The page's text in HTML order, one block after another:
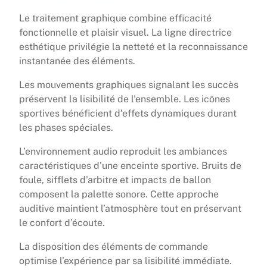
Le traitement graphique combine efficacité
fonctionnelle et plaisir visuel. La ligne directrice
esthétique privilégie la netteté et la reconnaissance
instantanée des éléments.
Les mouvements graphiques signalant les succès
préservent la lisibilité de l’ensemble. Les icônes
sportives bénéficient d’effets dynamiques durant
les phases spéciales.
L’environnement audio reproduit les ambiances
caractéristiques d’une enceinte sportive. Bruits de
foule, sifflets d’arbitre et impacts de ballon
composent la palette sonore. Cette approche
auditive maintient l’atmosphère tout en préservant
le confort d’écoute.
La disposition des éléments de commande
optimise l’expérience par sa lisibilité immédiate.